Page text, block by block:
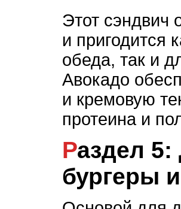
Этот сэндвич
и пригодится
обеда, так и
Авокадо
и кремовую
протеина и
Раздел 5: Домашние
бургеры